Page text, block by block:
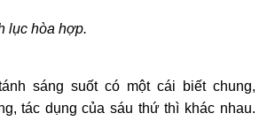
lục hòa hợp.
sáng suốt có một cái biết chung,
tác dụng của sáu thứ thì khác nhau.